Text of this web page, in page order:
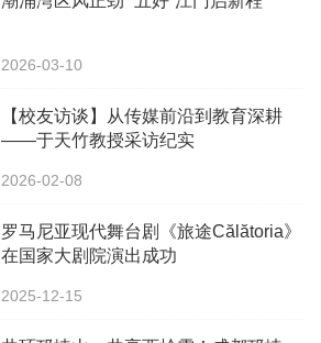
2026-03-10
【校友访谈】从传媒前沿到教育深耕
——于天竹教授采访纪实
2026-02-08
罗马尼亚现代舞台剧《旅途Călătoria》
在国家大剧院演出成功
2025-12-15